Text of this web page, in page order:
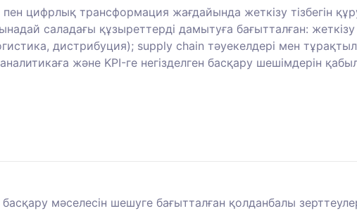
цифрлық трансформация жағдайында жеткізу тізбегін
саладағы құзыреттерді дамытуға бағытталған: жеткізу
дистрибуция); supply chain тәуекелдері мен
және KPI-ге негізделген басқару шешімдерін
мәселесін шешуге бағытталған қолданбалы